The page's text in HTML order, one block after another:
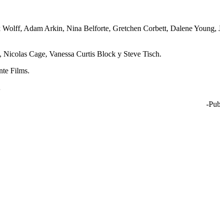
Adam Arkin, Nina Belforte, Gretchen Corbett, Dalene
Nicolas Cage, Vanessa Curtis Block y Steve Tisch.
Films.
-